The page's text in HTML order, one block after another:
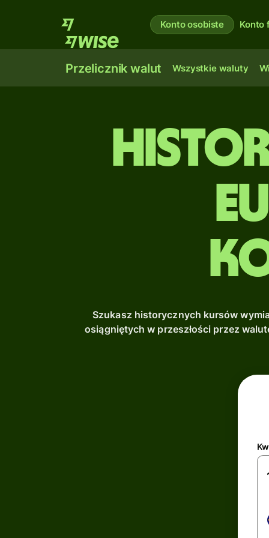
Konto osobiste Konto
Przelicznik walut Wszystkie waluty
Szukasz historycznych kursów
osiągniętych w przeszłości przez